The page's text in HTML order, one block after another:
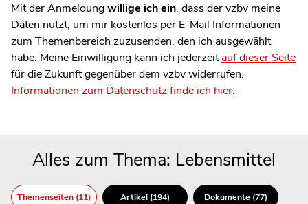
Mit der Anmeldungwillige ich ein, dass der vzbv meine
Daten nutzt, um mir kostenlos per E-Mail Informationen
zum Themenbereich zuzusenden, den ich ausgewählt
habe. Meine Einwilligung kann ich jederzeitauf dieser Seite
für die Zukunft gegenüber dem vzbv widerrufen.
Informationen zum Datenschutz finde ich hier.
Alles zum Thema: Lebensmittel
Themenseiten (11) Artikel (194) Dokumente (77)